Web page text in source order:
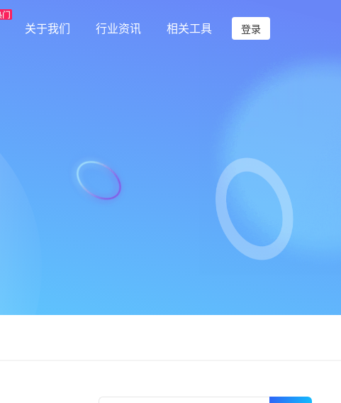
关于我们 行业资讯 相关工具 登录